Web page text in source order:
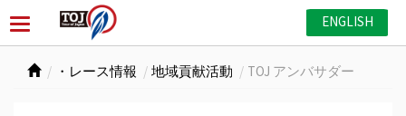
ENGLISH
・レース情報 地域貢献活動 TOJ アンバサダー